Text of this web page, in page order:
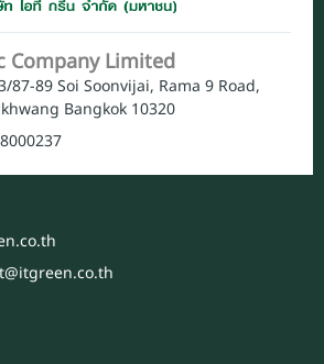
Company Limited
87-89 Soi Soonvijai, Rama 9 Road,
Bangkok 10320